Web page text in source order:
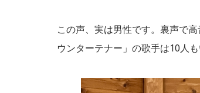
この声、実は男性です。裏声で
ウンターテナー」の歌手は10人